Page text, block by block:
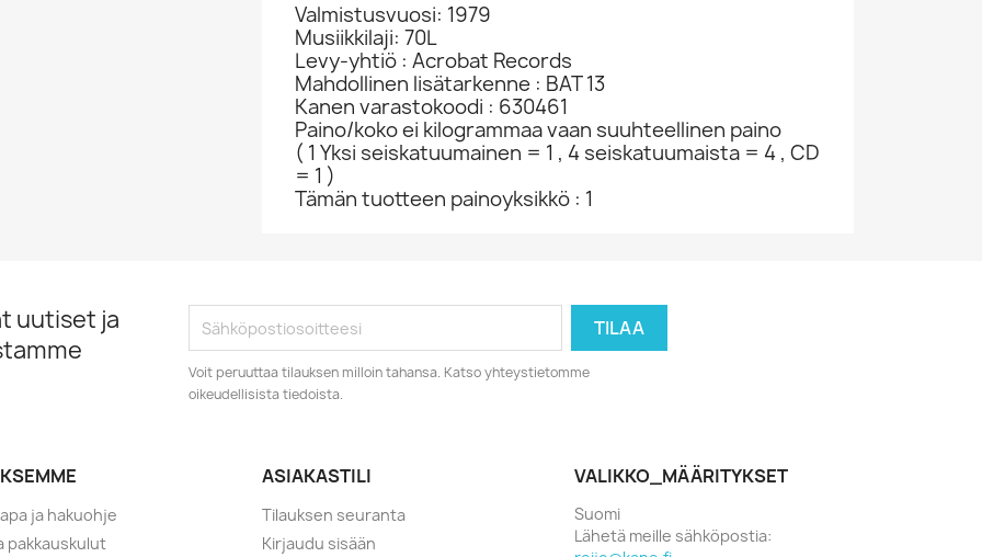
Valmistusvuosi: 1979
Musiikkilaji: 70L
Levy-yhtiö : Acrobat Records
Mahdollinen lisätarkenne : BAT 13
Kanen varastokoodi : 630461
Paino/koko ei kilogrammaa vaan suuhteellinen paino
( 1 Yksi seiskatuumainen = 1 , 4 seiskatuumaista = 4 , CD
= 1 )
Tämän tuotteen painoyksikkö : 1
uutiset ja
Voit peruuttaa tilauksen milloin tahansa. Katso yhteystietomme
oikeudellisista tiedoista.
ja hakuohje
pakkauskulut
ASIAKASTILI
Tilauksen seuranta
Kirjaudu sisään
VALIKKO_MÄÄRITYKSET
Suomi
Lähetä meille sähköpostia: